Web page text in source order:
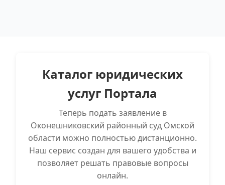
Каталог юридических
услуг Портала
Теперь подать заявление в
Оконешниковский районный суд Омской
области можно полностью дистанционно.
Наш сервис создан для вашего удобства и
позволяет решать правовые вопросы
онлайн.